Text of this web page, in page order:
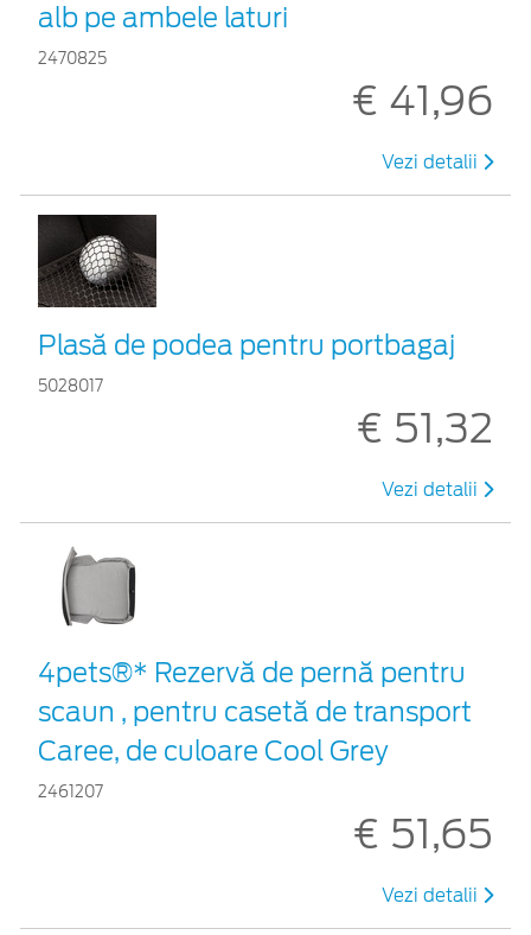
alb pe ambele laturi
2470825
€ 41,96
Vezi detalii
Plasă de podea pentru portbagaj
5028017
€ 51,32
Vezi detalii
4pets®* Rezervă de pernă pentru
scaun , pentru casetă de transport
Caree, de culoare Cool Grey
2461207
€ 51,65
Vezi detalii